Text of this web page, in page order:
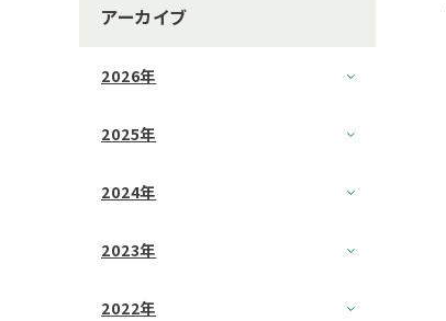
アーカイブ
2026年
2025年
2024年
2023年
2022年